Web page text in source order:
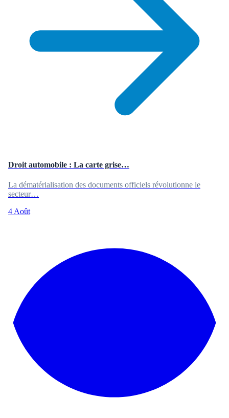
Droit automobile : La carte grise…
La dématérialisation des documents officiels révolutionne le
secteur…
4 Août